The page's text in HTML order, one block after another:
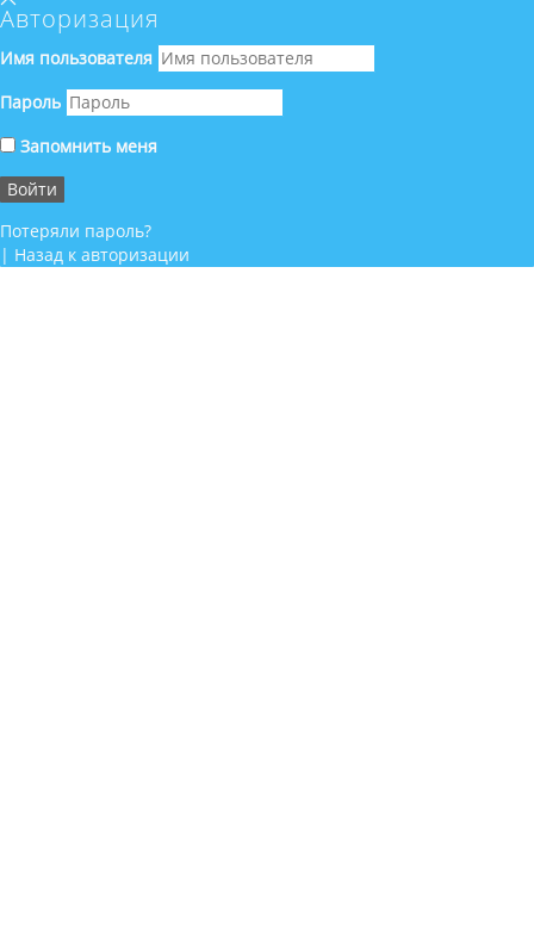
Авторизация
Имя пользователя
Пароль
Запомнить меня
Потеряли пароль?
| Назад к авторизации